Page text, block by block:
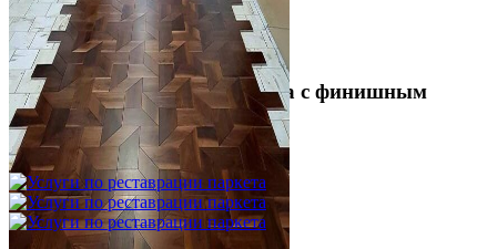
Укладка модульного паркета с финишным
покрытием на фанеру
3 600 ₽